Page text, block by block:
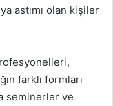
astımı olan kişiler
farklı formları
seminerler ve